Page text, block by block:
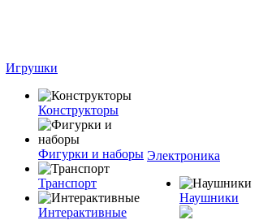
Игрушки
Конструкторы
Фигурки и наборы
Транспорт
Интерактивные
Электроника
Наушники